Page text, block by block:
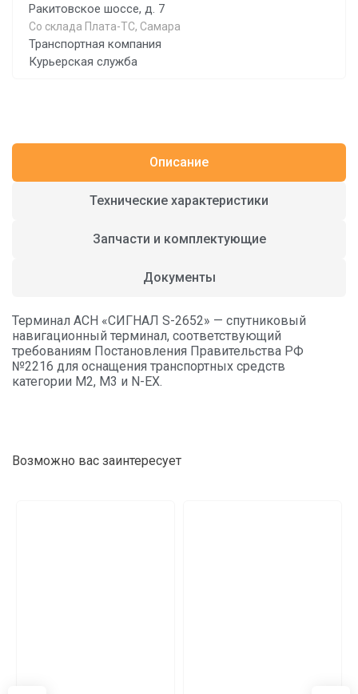
Ракитовское шоссе, д. 7
Со склада Плата-ТС, Самара
Транспортная компания
Курьерская служба
Описание
Технические характеристики
Запчасти и комплектующие
Документы
Терминал АСН «СИГНАЛ S-2652» — спутниковый
навигационный терминал, соответствующий
требованиям Постановления Правительства РФ
№2216 для оснащения транспортных средств
категории М2, М3 и N-EX.
Возможно вас заинтересует